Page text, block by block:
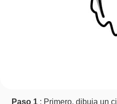
Paso 1 : Primero, dibuja un